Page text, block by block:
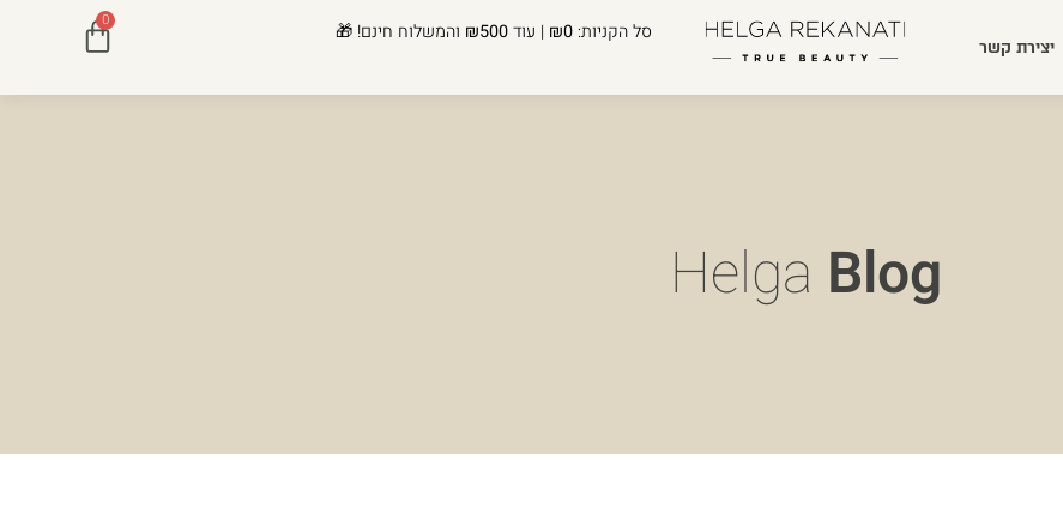
יצירת קשר
סל הקניות: ₪0 | עוד₪500 והמשלוח חינם! 🎁 0
Helga Blog